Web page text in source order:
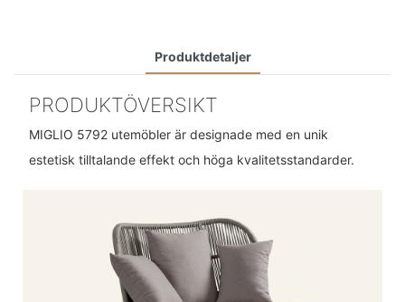
Produktdetaljer
PRODUKTÖVERSIKT
MIGLIO 5792 utemöbler är designade med en unik
estetisk tilltalande effekt och höga kvalitetsstandarder.